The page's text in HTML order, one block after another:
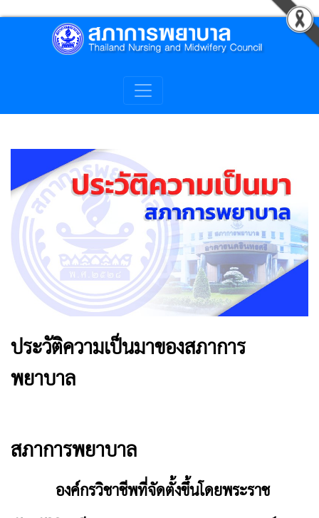
ประวัติความเป็นมาของสภาการ
พยาบาล
สภาการพยาบาล
องค์กรวิชาชีพที่จัดตั้งขึ้นโดยพระราช